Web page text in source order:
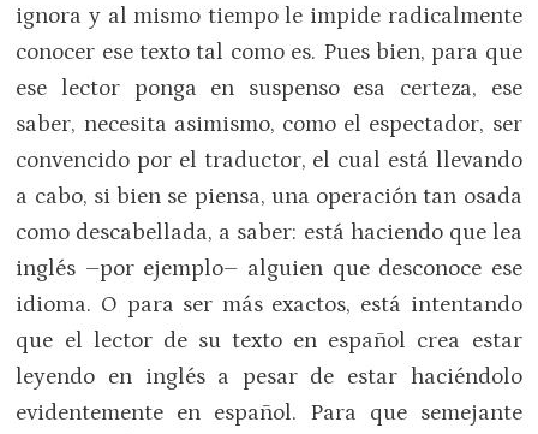
ignora y al mismo tiempo le impide radicalmente
conocer ese texto tal como es. Pues bien, para que
ese lector ponga en suspenso esa certeza, ese
saber, necesita asimismo, como el espectador, ser
convencido por el traductor, el cual está llevando
a cabo, si bien se piensa, una operación tan osada
como descabellada, a saber: está haciendo que lea
inglés –por ejemplo– alguien que desconoce ese
idioma. O para ser más exactos, está intentando
que el lector de su texto en español crea estar
leyendo en inglés a pesar de estar haciéndolo
evidentemente en español. Para que semejante